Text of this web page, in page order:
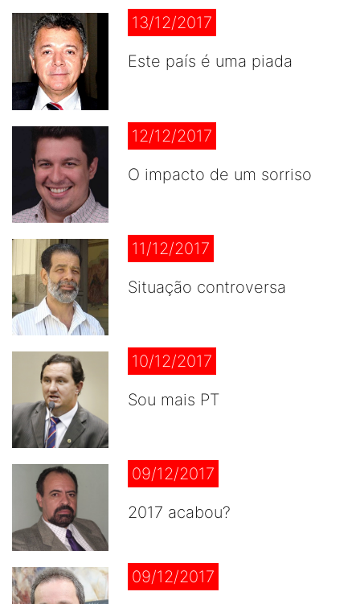
13/12/2017
Este país é uma piada
12/12/2017
O impacto de um sorriso
11/12/2017
Situação controversa
10/12/2017
Sou mais PT
09/12/2017
2017 acabou?
09/12/2017